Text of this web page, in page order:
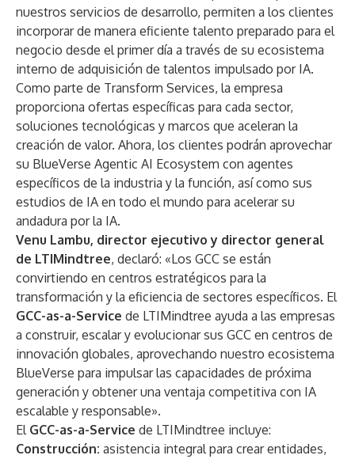
nuestros servicios de desarrollo, permiten a los clientes
incorporar de manera eficiente talento preparado para el
negocio desde el primer día a través de su ecosistema
interno de adquisición de talentos impulsado por IA.
Como parte de Transform Services, la empresa
proporciona ofertas específicas para cada sector,
soluciones tecnológicas y marcos que aceleran la
creación de valor. Ahora, los clientes podrán aprovechar
su BlueVerse Agentic AI Ecosystem con agentes
específicos de la industria y la función, así como sus
estudios de IA en todo el mundo para acelerar su
andadura por la IA.
Venu Lambu, director ejecutivo y director general
de LTIMindtree, declaró: «Los GCC se están
convirtiendo en centros estratégicos para la
transformación y la eficiencia de sectores específicos. El
GCC-as-a-Service de LTIMindtree ayuda a las empresas
a construir, escalar y evolucionar sus GCC en centros de
innovación globales, aprovechando nuestro ecosistema
BlueVerse para impulsar las capacidades de próxima
generación y obtener una ventaja competitiva con IA
escalable y responsable».
El GCC-as-a-Service de LTIMindtree incluye:
Construcción: asistencia integral para crear entidades,